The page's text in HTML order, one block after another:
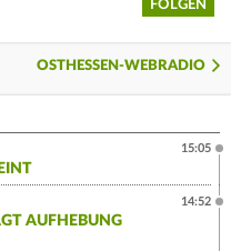
FOLGEN
OSTHESSEN-WEBRADIO
15:05
AUFHEBUNG
14:52